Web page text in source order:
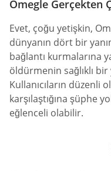
Omegle Gerçekten
Evet, çoğu yetişkin,
dünyanın dört bir
bağlantı kurmalarına
öldürmenin sağlıklı
Kullanıcıların düzenli
karşılaştığına şüphe
eğlenceli olabilir.